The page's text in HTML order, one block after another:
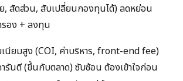
, สัดส่วน, สับเปลี่ยนกองทุนได้) ลดหย่อน
อง + ลงทุน
เนียมสูง (COI, ค่าบริหาร, front-end fee)
รันตี (ขึ้นกับตลาด) ซับซ้อน ต้องเข้าใจก่อน